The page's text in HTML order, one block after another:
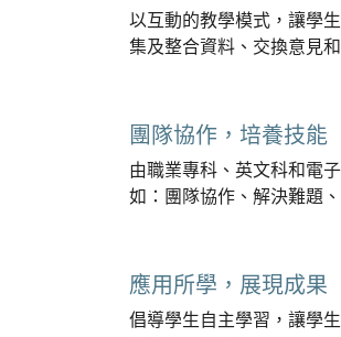
以互動的教學模式，讓學
集及整合資料、交換意見
團隊協作，培養技能
由職業專科、英文科和電
如：團隊協作、解決難題
應用所學，展現成果
倡導學生自主學習，讓學